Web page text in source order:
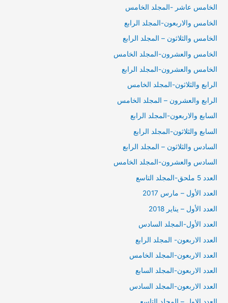
الخامس عاشر -المجلد الخامس
الخامس والاربعون-المجلد الرابع
الخامس والثلاثون – المجلد الرابع
الخامس والعشرون-المجلد الخامس
الخامس والعشرون-المجلد الرابع
الرابع والثلاثون-المجلد الخامس
الرابع والعشرون – المجلد الخامس
السابع والاربعون-المجلد الرابع
السابع والثلاثون-المجلد الرابع
السادس والثلاثون – المجلد الرابع
السادس والعشرون-المجلد الخامس
العدد 5 ملحق-المجلد التاسع
العدد الأول – مارس 2017
العدد الأول – يناير 2018
العدد الأول-المجلد السادس
العدد الاربعون- المجلد الرابع
العدد الاربعون-المجلد الخامس
العدد الاربعون-المجلد السابع
العدد الاربعون-المجلد السادس